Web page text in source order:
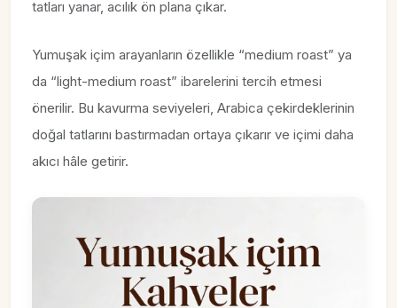
tatları yanar, acılık ön plana çıkar.
Yumuşak içim arayanların özellikle “medium roast” ya
da “light-medium roast” ibarelerini tercih etmesi
önerilir. Bu kavurma seviyeleri, Arabica çekirdeklerinin
doğal tatlarını bastırmadan ortaya çıkarır ve içimi daha
akıcı hâle getirir.